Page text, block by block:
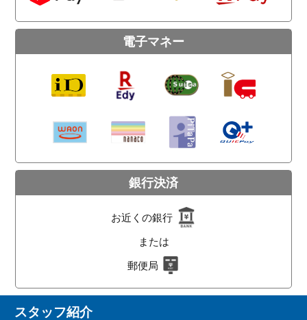
電子マネー
銀行決済
お近くの銀行
または
郵便局
スタッフ紹介